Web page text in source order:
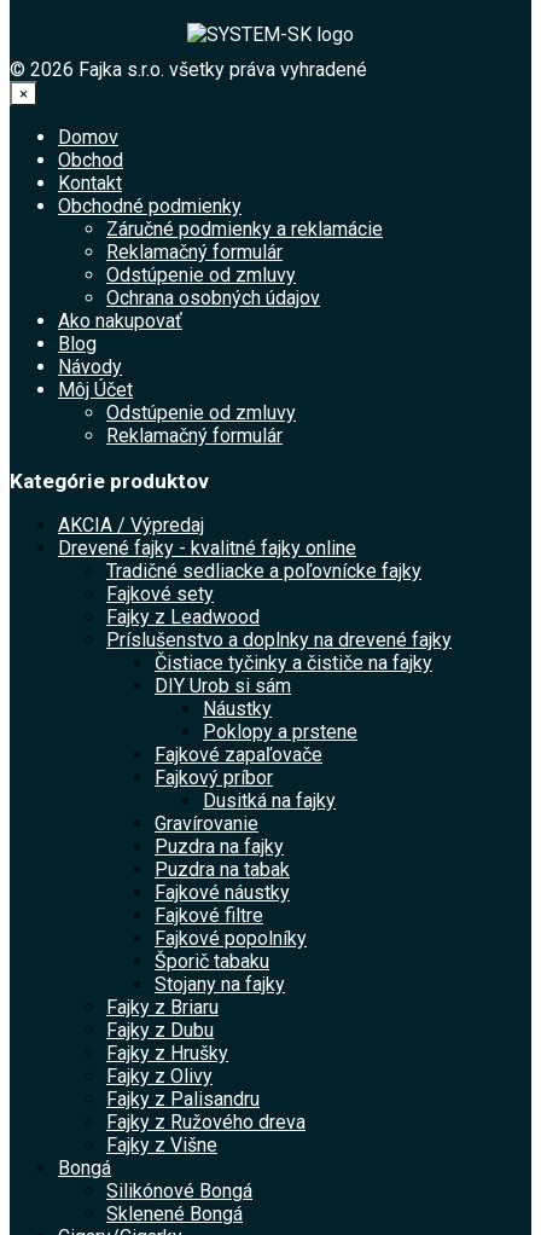
© 2026 Fajka s.r.o. všetky práva vyhradené
×
Domov
Obchod
Kontakt
Obchodné podmienky
Záručné podmienky a reklamácie
Reklamačný formulár
Odstúpenie od zmluvy
Ochrana osobných údajov
Ako nakupovať
Blog
Návody
Môj Účet
Odstúpenie od zmluvy
Reklamačný formulár
Kategórie produktov
AKCIA / Výpredaj
Drevené fajky - kvalitné fajky online
Tradičné sedliacke a poľovnícke fajky
Fajkové sety
Fajky z Leadwood
Príslušenstvo a doplnky na drevené fajky
Čistiace tyčinky a čističe na fajky
DIY Urob si sám
Náustky
Poklopy a prstene
Fajkové zapaľovače
Fajkový príbor
Dusitká na fajky
Gravírovanie
Puzdra na fajky
Puzdra na tabak
Fajkové náustky
Fajkové filtre
Fajkové popolníky
Šporič tabaku
Stojany na fajky
Fajky z Briaru
Fajky z Dubu
Fajky z Hrušky
Fajky z Olivy
Fajky z Palisandru
Fajky z Ružového dreva
Fajky z Višne
Bongá
Silikónové Bongá
Sklenené Bongá